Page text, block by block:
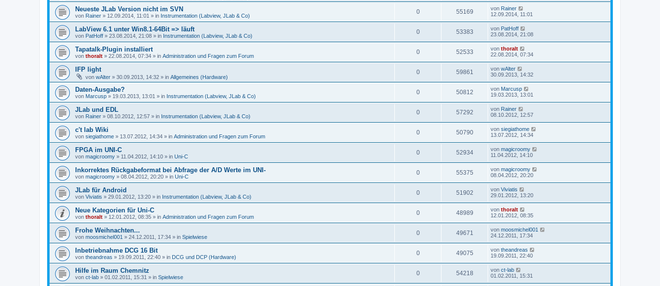
Neueste JLab Version nicht im SVN
von Rainer » 12.09.2014, 11:01 » in Instrumentation (Labview, JLab & Co)
0 55169 von Rainer
12.09.2014, 11:01
LabView 6.1 unter Win8.1-64Bit => läuft
von PatHoff » 23.08.2014, 21:08 » in Instrumentation (Labview, JLab & Co)
0 53383 von PatHoff
23.08.2014, 21:08
Tapatalk-Plugin installiert
von thoralt » 22.08.2014, 07:34 » in Administration und Fragen zum Forum
0 52533 von thoralt
22.08.2014, 07:34
IFP light
von wAlter » 30.09.2013, 14:32 » in Allgemeines (Hardware)
0 59861 von wAlter
30.09.2013, 14:32
Daten-Ausgabe?
von Marcusp » 19.03.2013, 13:01 » in Instrumentation (Labview, JLab & Co)
0 50812 von Marcusp
19.03.2013, 13:01
JLab und EDL
von Rainer » 08.10.2012, 12:57 » in Instrumentation (Labview, JLab & Co)
0 57292 von Rainer
08.10.2012, 12:57
c't lab Wiki
von siegiathome » 13.07.2012, 14:34 » in Administration und Fragen zum Forum
0 50790 von siegiathome
13.07.2012, 14:34
FPGA im UNI-C
von magicroomy » 11.04.2012, 14:10 » in Uni-C
0 52934 von magicroomy
11.04.2012, 14:10
Inkorrektes Rückgabeformat bei Abfrage der A/D Werte im UNI-
von magicroomy » 08.04.2012, 20:20 » in Uni-C
0 55375 von magicroomy
08.04.2012, 20:20
JLab für Android
von Viviatis » 29.01.2012, 13:20 » in Instrumentation (Labview, JLab & Co)
0 51902 von Viviatis
29.01.2012, 13:20
Neue Kategorien für Uni-C
von thoralt » 12.01.2012, 08:35 » in Administration und Fragen zum Forum
0 48989 von thoralt
12.01.2012, 08:35
Frohe Weihnachten...
von moosmichel001 » 24.12.2011, 17:34 » in Spielwiese
0 49671 von moosmichel001
24.12.2011, 17:34
Inbetriebnahme DCG 16 Bit
von theandreas » 19.09.2011, 22:40 » in DCG und DCP (Hardware)
0 49075 von theandreas
19.09.2011, 22:40
Hilfe im Raum Chemnitz
von ct-lab » 01.02.2011, 15:31 » in Spielwiese
0 54218 von ct-lab
01.02.2011, 15:31